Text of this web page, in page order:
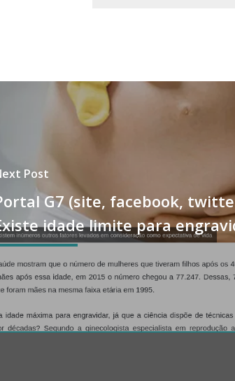
Post
G7 (site, facebook,
idade limite para